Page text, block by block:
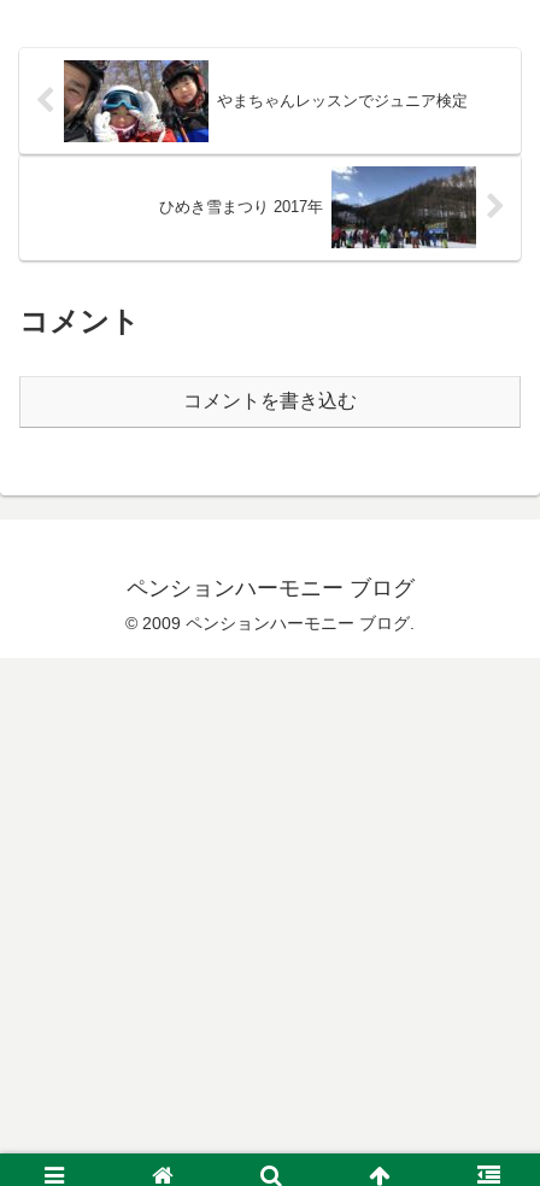
やまちゃんレッスンでジュニア検定
ひめき雪まつり 2017年
コメント
コメントを書き込む
ペンションハーモニー ブログ
© 2009 ペンションハーモニー ブログ.